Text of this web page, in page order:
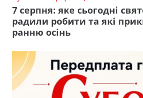
7 серпня: яке сьогодні
радили робити та які
ранню осінь